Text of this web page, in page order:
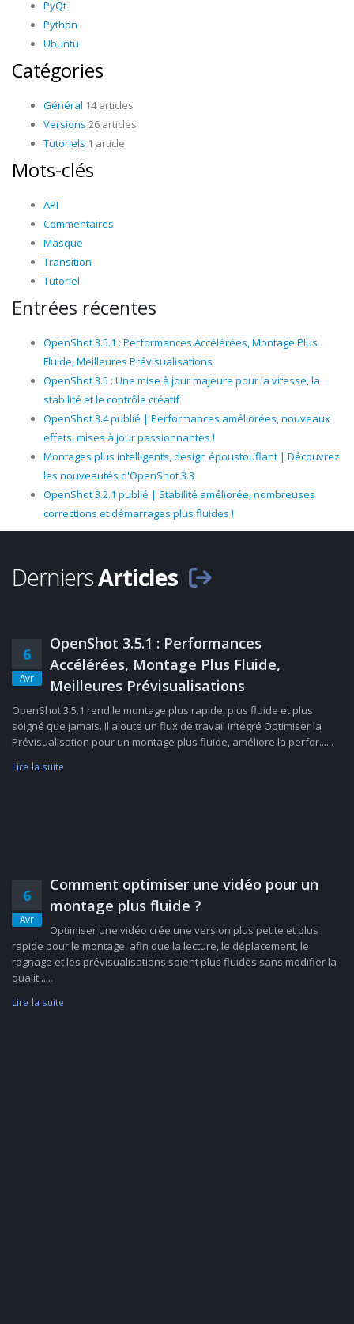
PyQt
Python
Ubuntu
Catégories
Général 14 articles
Versions 26 articles
Tutoriels 1 article
Mots-clés
API
Commentaires
Masque
Transition
Tutoriel
Entrées récentes
OpenShot 3.5.1 : Performances Accélérées, Montage Plus
Fluide, Meilleures Prévisualisations
OpenShot 3.5 : Une mise à jour majeure pour la vitesse, la
stabilité et le contrôle créatif
OpenShot 3.4 publié | Performances améliorées, nouveaux
effets, mises à jour passionnantes !
Montages plus intelligents, design époustouflant | Découvrez
les nouveautés d'OpenShot 3.3
OpenShot 3.2.1 publié | Stabilité améliorée, nombreuses
corrections et démarrages plus fluides !
DerniersArticles
6
Avr
OpenShot 3.5.1 : Performances
Accélérées, Montage Plus Fluide,
Meilleures Prévisualisations
OpenShot 3.5.1 rend le montage plus rapide, plus fluide et plus
soigné que jamais. Il ajoute un flux de travail intégré Optimiser la
Prévisualisation pour un montage plus fluide, améliore la perfor......
Lire la suite
6
Avr
Comment optimiser une vidéo pour un
montage plus fluide ?
Optimiser une vidéo crée une version plus petite et plus
rapide pour le montage, afin que la lecture, le déplacement, le
rognage et les prévisualisations soient plus fluides sans modifier la
qualit......
Lire la suite